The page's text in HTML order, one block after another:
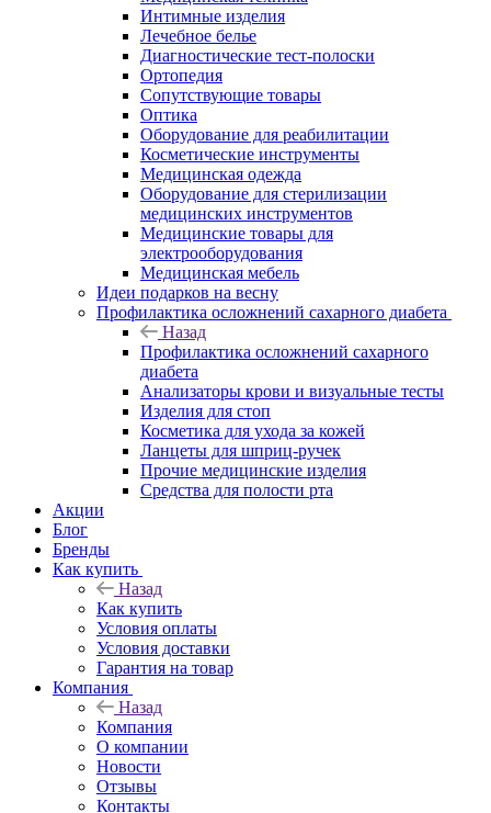
Интимные изделия
Лечебное белье
Диагностические тест-полоски
Ортопедия
Сопутствующие товары
Оптика
Оборудование для реабилитации
Косметические инструменты
Медицинская одежда
Оборудование для стерилизации
медицинских инструментов
Медицинские товары для
электрооборудования
Медицинская мебель
Идеи подарков на весну
Профилактика осложнений сахарного диабета
Назад
Профилактика осложнений сахарного
диабета
Анализаторы крови и визуальные тесты
Изделия для стоп
Косметика для ухода за кожей
Ланцеты для шприц-ручек
Прочие медицинские изделия
Средства для полости рта
Акции
Блог
Бренды
Как купить
Назад
Как купить
Условия оплаты
Условия доставки
Гарантия на товар
Компания
Назад
Компания
О компании
Новости
Отзывы
Контакты